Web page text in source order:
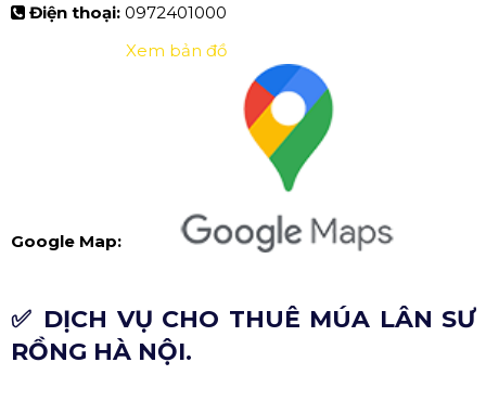
Điện thoại: 0972401000
Google Map:
Xem bản đồ
✅ DỊCH VỤ CHO THUÊ MÚA LÂN SƯ
RỒNG HÀ NỘI.